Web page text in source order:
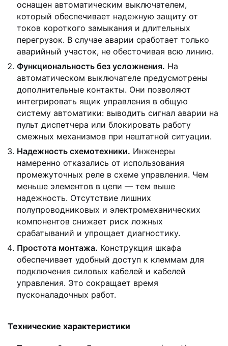
оснащен автоматическим выключателем,
который обеспечивает надежную защиту от
токов короткого замыкания и длительных
перегрузок. В случае аварии сработает только
аварийный участок, не обесточивая всю линию.
Функциональность без усложнения. На
автоматическом выключателе предусмотрены
дополнительные контакты. Они позволяют
интегрировать ящик управления в общую
систему автоматики: выводить сигнал аварии на
пульт диспетчера или блокировать работу
смежных механизмов при нештатной ситуации.
Надежность схемотехники. Инженеры
намеренно отказались от использования
промежуточных реле в схеме управления. Чем
меньше элементов в цепи — тем выше
надежность. Отсутствие лишних
полупроводниковых и электромеханических
компонентов снижает риск ложных
срабатываний и упрощает диагностику.
Простота монтажа. Конструкция шкафа
обеспечивает удобный доступ к клеммам для
подключения силовых кабелей и кабелей
управления. Это сокращает время
пусконаладочных работ.
Технические характеристики